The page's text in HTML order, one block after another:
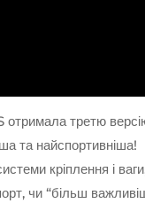
третю
та найспортивніша!
кріплення і
чи “більш